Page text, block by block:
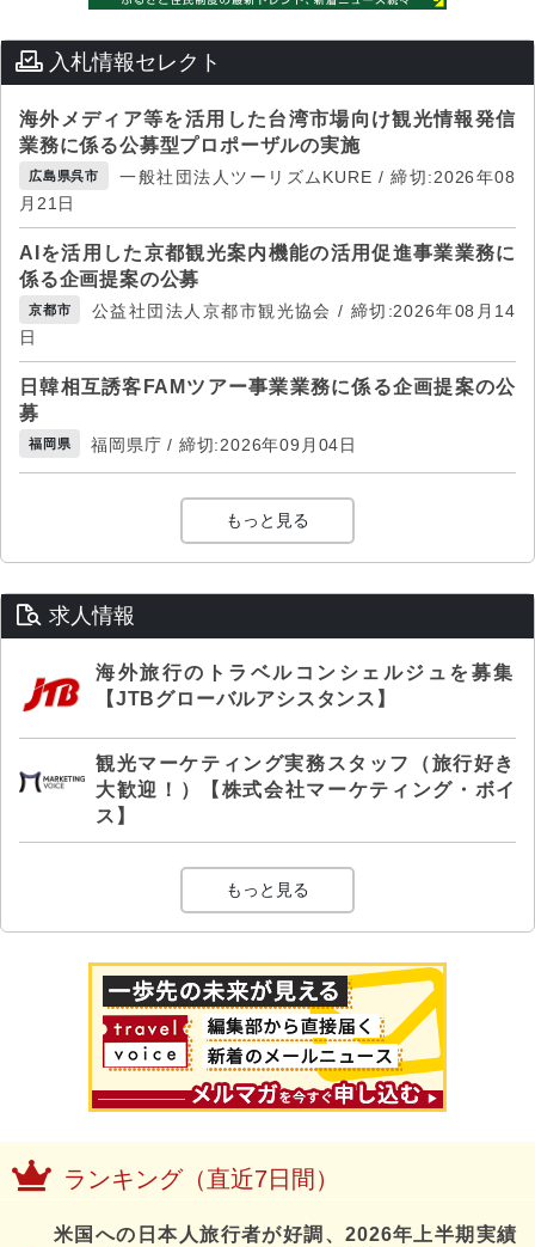
入札情報セレクト
海外メディア等を活用した台湾市場向け観光情報発信
業務に係る公募型プロポーザルの実施
広島県呉市
一般社団法人ツーリズムKURE / 締切:2026年08
月21日
AIを活用した京都観光案内機能の活用促進事業業務に
係る企画提案の公募
京都市
公益社団法人京都市観光協会 / 締切:2026年08月14
日
日韓相互誘客FAMツアー事業業務に係る企画提案の公
募
福岡県 福岡県庁 / 締切:2026年09月04日
もっと見る
求人情報
海外旅行のトラベルコンシェルジュを募集
【JTBグローバルアシスタンス】
観光マーケティング実務スタッフ（旅行好き
大歓迎！）【株式会社マーケティング・ボイ
ス】
もっと見る
ランキング（直近7日間）
米国への日本人旅行者が好調、2026年上半期実績